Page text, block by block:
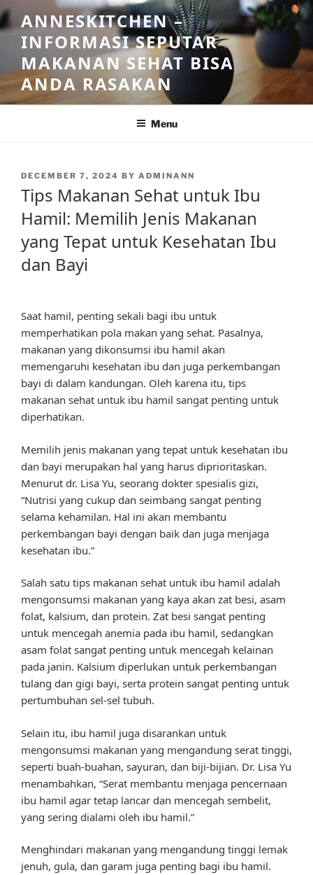
Skip
to
content
ANNESKITCHEN –
INFORMASI SEPUTAR
MAKANAN SEHAT BISA
ANDA RASAKAN
Menu
POSTED
ON
DECEMBER 7, 2024 BY ADMINANN
Tips Makanan Sehat untuk Ibu
Hamil: Memilih Jenis Makanan
yang Tepat untuk Kesehatan Ibu
dan Bayi
Saat hamil, penting sekali bagi ibu untuk
memperhatikan pola makan yang sehat. Pasalnya,
makanan yang dikonsumsi ibu hamil akan
memengaruhi kesehatan ibu dan juga perkembangan
bayi di dalam kandungan. Oleh karena itu, tips
makanan sehat untuk ibu hamil sangat penting untuk
diperhatikan.
Memilih jenis makanan yang tepat untuk kesehatan ibu
dan bayi merupakan hal yang harus diprioritaskan.
Menurut dr. Lisa Yu, seorang dokter spesialis gizi,
“Nutrisi yang cukup dan seimbang sangat penting
selama kehamilan. Hal ini akan membantu
perkembangan bayi dengan baik dan juga menjaga
kesehatan ibu.”
Salah satu tips makanan sehat untuk ibu hamil adalah
mengonsumsi makanan yang kaya akan zat besi, asam
folat, kalsium, dan protein. Zat besi sangat penting
untuk mencegah anemia pada ibu hamil, sedangkan
asam folat sangat penting untuk mencegah kelainan
pada janin. Kalsium diperlukan untuk perkembangan
tulang dan gigi bayi, serta protein sangat penting untuk
pertumbuhan sel-sel tubuh.
Selain itu, ibu hamil juga disarankan untuk
mengonsumsi makanan yang mengandung serat tinggi,
seperti buah-buahan, sayuran, dan biji-bijian. Dr. Lisa Yu
menambahkan, “Serat membantu menjaga pencernaan
ibu hamil agar tetap lancar dan mencegah sembelit,
yang sering dialami oleh ibu hamil.”
Menghindari makanan yang mengandung tinggi lemak
jenuh, gula, dan garam juga penting bagi ibu hamil.